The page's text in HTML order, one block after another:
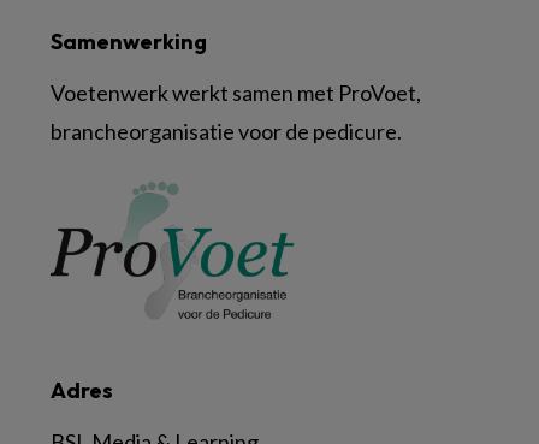
Adres
Samenwerking
Voetenwerk werkt samen met ProVoet,
brancheorganisatie voor de pedicure.